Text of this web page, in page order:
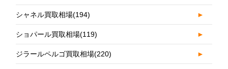
シャネル買取相場(194) ►
ショパール買取相場(119) ►
ジラールペルゴ買取相場(220) ►